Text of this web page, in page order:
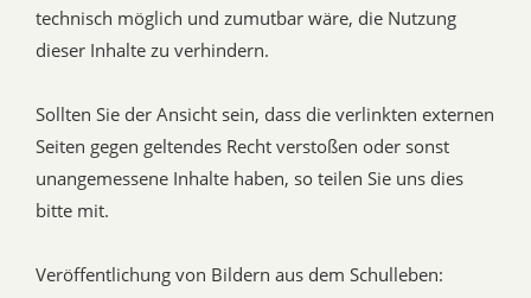
technisch möglich und zumutbar wäre, die Nutzung
dieser Inhalte zu verhindern.
Sollten Sie der Ansicht sein, dass die verlinkten externen
Seiten gegen geltendes Recht verstoßen oder sonst
unangemessene Inhalte haben, so teilen Sie uns dies
bitte mit.
Veröffentlichung von Bildern aus dem Schulleben: